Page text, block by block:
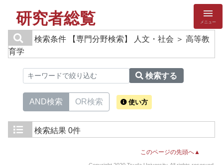
研究者総覧 メニュー
検索条件
【専門分野検索】 人文・社会 ＞ 高等教
育学
検索する
AND検索 OR検索 使い方
検索結果 0件
このページの先頭へ▲